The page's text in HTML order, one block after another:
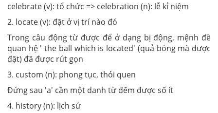
celebrate (v): tổ chức => celebration (n): lễ kỉ niệm
2. locate (v): đặt ở vị trí nào đó
Trong câu động từ được để ở dạng bị động, mệnh đề
quan hệ ' the ball which is located' (quả bóng mà được
đặt) đã được rút gọn
3. custom (n): phong tục, thói quen
Đứng sau 'a' cần một danh từ đếm được số ít
4. history (n): lịch sử